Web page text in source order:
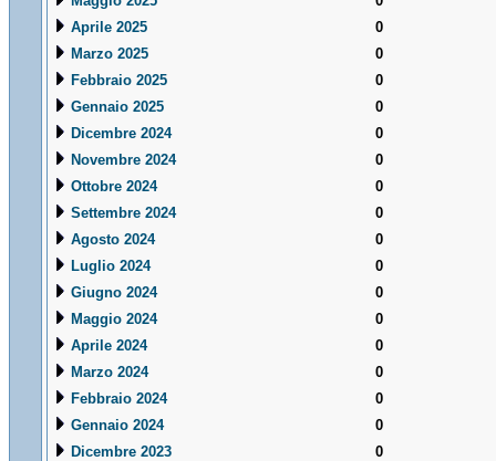
Aprile 2025
0
Marzo 2025
0
Febbraio 2025
0
Gennaio 2025
0
Dicembre 2024
0
Novembre 2024
0
Ottobre 2024
0
Settembre 2024
0
Agosto 2024
0
Luglio 2024
0
Giugno 2024
0
Maggio 2024
0
Aprile 2024
0
Marzo 2024
0
Febbraio 2024
0
Gennaio 2024
0
Dicembre 2023
0